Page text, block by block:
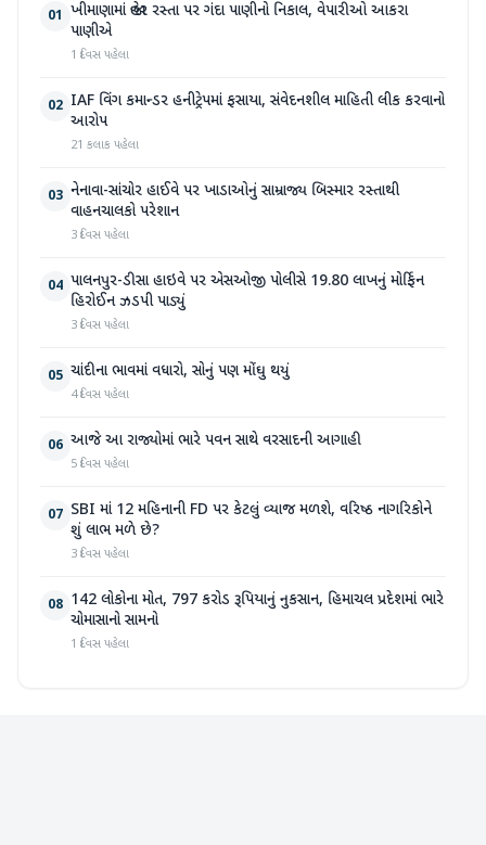
01 ખીમાણામાં જાહેર રસ્તા પર ગંદા પાણીનો નિકાલ, વેપારીઓ આકરા
પાણીએ
1 દિવસ પહેલા
02 IAF વિંગ કમાન્ડર હનીટ્રેપમાં ફસાયા, સંવેદનશીલ માહિતી લીક કરવાનો
આરોપ
21 કલાક પહેલા
03 નેનાવા-સાંચોર હાઈવે પર ખાડાઓનું સામ્રાજ્ય બિસ્માર રસ્તાથી
વાહનચાલકો પરેશાન
3 દિવસ પહેલા
04 પાલનપુર-ડીસા હાઇવે પર એસઓજી પોલીસે 19.80 લાખનું મોર્ફિન
હિરોઈન ઝડપી પાડ્યું
3 દિવસ પહેલા
05 ચાંદીના ભાવમાં વધારો, સોનું પણ મોંઘુ થયું
4 દિવસ પહેલા
06 આજે આ રાજ્યોમાં ભારે પવન સાથે વરસાદની આગાહી
5 દિવસ પહેલા
07 SBI માં 12 મહિનાની FD પર કેટલું વ્યાજ મળશે, વરિષ્ઠ નાગરિકોને
શું લાભ મળે છે?
3 દિવસ પહેલા
08 142 લોકોના મોત, 797 કરોડ રૂપિયાનું નુકસાન, હિમાચલ પ્રદેશમાં ભારે
ચોમાસાનો સામનો
1 દિવસ પહેલા